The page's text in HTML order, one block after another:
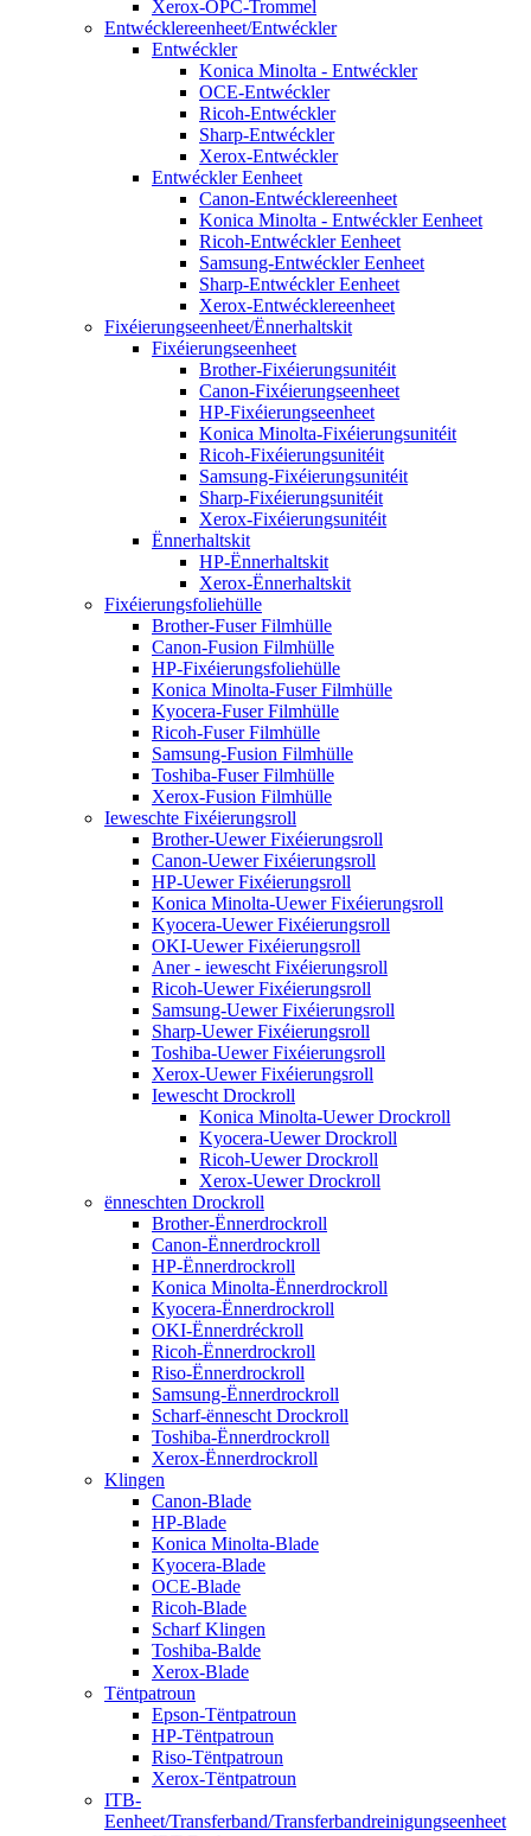
Xerox-OPC-Trommel
Entwécklereenheet/Entwéckler
Entwéckler
Konica Minolta - Entwéckler
OCE-Entwéckler
Ricoh-Entwéckler
Sharp-Entwéckler
Xerox-Entwéckler
Entwéckler Eenheet
Canon-Entwécklereenheet
Konica Minolta - Entwéckler Eenheet
Ricoh-Entwéckler Eenheet
Samsung-Entwéckler Eenheet
Sharp-Entwéckler Eenheet
Xerox-Entwécklereenheet
Fixéierungseenheet/Ënnerhaltskit
Fixéierungseenheet
Brother-Fixéierungsunitéit
Canon-Fixéierungseenheet
HP-Fixéierungseenheet
Konica Minolta-Fixéierungsunitéit
Ricoh-Fixéierungsunitéit
Samsung-Fixéierungsunitéit
Sharp-Fixéierungsunitéit
Xerox-Fixéierungsunitéit
Ënnerhaltskit
HP-Ënnerhaltskit
Xerox-Ënnerhaltskit
Fixéierungsfoliehülle
Brother-Fuser Filmhülle
Canon-Fusion Filmhülle
HP-Fixéierungsfoliehülle
Konica Minolta-Fuser Filmhülle
Kyocera-Fuser Filmhülle
Ricoh-Fuser Filmhülle
Samsung-Fusion Filmhülle
Toshiba-Fuser Filmhülle
Xerox-Fusion Filmhülle
Ieweschte Fixéierungsroll
Brother-Uewer Fixéierungsroll
Canon-Uewer Fixéierungsroll
HP-Uewer Fixéierungsroll
Konica Minolta-Uewer Fixéierungsroll
Kyocera-Uewer Fixéierungsroll
OKI-Uewer Fixéierungsroll
Aner - iewescht Fixéierungsroll
Ricoh-Uewer Fixéierungsroll
Samsung-Uewer Fixéierungsroll
Sharp-Uewer Fixéierungsroll
Toshiba-Uewer Fixéierungsroll
Xerox-Uewer Fixéierungsroll
Iewescht Drockroll
Konica Minolta-Uewer Drockroll
Kyocera-Uewer Drockroll
Ricoh-Uewer Drockroll
Xerox-Uewer Drockroll
ënneschten Drockroll
Brother-Ënnerdrockroll
Canon-Ënnerdrockroll
HP-Ënnerdrockroll
Konica Minolta-Ënnerdrockroll
Kyocera-Ënnerdrockroll
OKI-Ënnerdréckroll
Ricoh-Ënnerdrockroll
Riso-Ënnerdrockroll
Samsung-Ënnerdrockroll
Scharf-ënnescht Drockroll
Toshiba-Ënnerdrockroll
Xerox-Ënnerdrockroll
Klingen
Canon-Blade
HP-Blade
Konica Minolta-Blade
Kyocera-Blade
OCE-Blade
Ricoh-Blade
Scharf Klingen
Toshiba-Balde
Xerox-Blade
Tëntpatroun
Epson-Tëntpatroun
HP-Tëntpatroun
Riso-Tëntpatroun
Xerox-Tëntpatroun
ITB-
Eenheet/Transferband/Transferbandreinigungseenheet